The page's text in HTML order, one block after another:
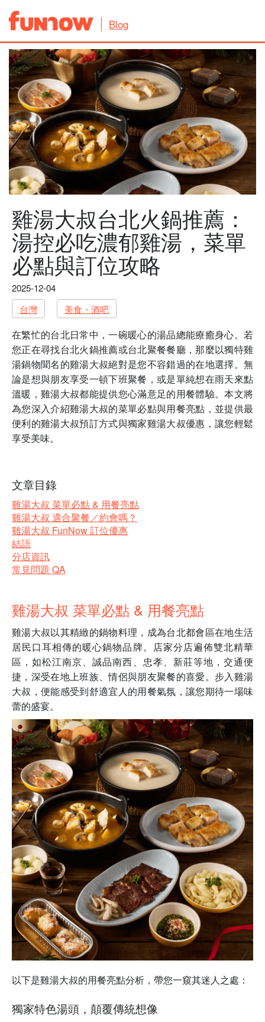
Blog
雞湯大叔台北火鍋推薦：
湯控必吃濃郁雞湯，菜單
必點與訂位攻略
2025-12-04
台灣
美食・酒吧
在繁忙的台北日常中，一碗暖心的湯品總能療癒身心。若
您正在尋找台北火鍋推薦或台北聚餐餐廳，那麼以獨特雞
湯鍋物聞名的雞湯大叔絕對是您不容錯過的在地選擇。無
論是想與朋友享受一頓下班聚餐，或是單純想在雨天來點
溫暖，雞湯大叔都能提供您心滿意足的用餐體驗。本文將
為您深入介紹雞湯大叔的菜單必點與用餐亮點，並提供最
便利的雞湯大叔預訂方式與獨家雞湯大叔優惠，讓您輕鬆
享受美味。
文章目錄
雞湯大叔 菜單必點 & 用餐亮點
雞湯大叔 適合聚餐／約會嗎？
雞湯大叔 FunNow 訂位優惠
結語
分店資訊
常見問題 QA
雞湯大叔 菜單必點 & 用餐亮點
雞湯大叔以其精緻的鍋物料理，成為台北都會區在地生活
居民口耳相傳的暖心鍋物品牌。店家分店遍佈雙北精華
區，如松江南京、誠品南西、忠孝、新莊等地，交通便
捷，深受在地上班族、情侶與朋友聚餐的喜愛。步入雞湯
大叔，便能感受到舒適宜人的用餐氣氛，讓您期待一場味
蕾的盛宴。
以下是雞湯大叔的用餐亮點分析，帶您一窺其迷人之處：
獨家特色湯頭，顛覆傳統想像